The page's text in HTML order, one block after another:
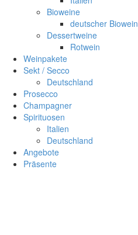
Bioweine
deutscher Biowein
Dessertweine
Rotwein
Weinpakete
Sekt / Secco
Deutschland
Prosecco
Champagner
Spirituosen
Italien
Deutschland
Angebote
Präsente